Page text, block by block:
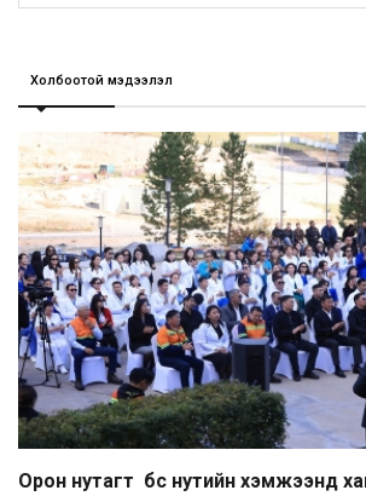
Холбоотой мэдээлэл
Орон нутагт бүс нутийн хэмжээнд